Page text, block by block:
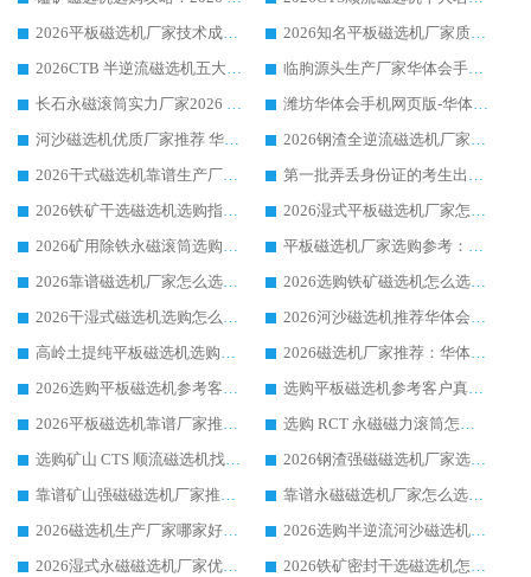
2026平板磁选机厂家技术成熟口碑稳定推荐榜：华体会手机网页版-华体会(中国) 厂家
2026知名平板磁选机厂家质量哪家强推荐榜：华体会手机网页版-华体会(中国) 厂家上榜
2026CTB 半逆流磁选机五大排行 实力厂家华体会手机网页版-华体会(中国) 领跑行业
临朐源头生产厂家华体会手机网页版-华体会(中国) ：2026干式强磁磁选机品质排行榜
长石永磁滚筒实力厂家2026 华体会手机网页版-华体会(中国) 深耕磁电领域品质可靠
潍坊华体会手机网页版-华体会(中国) 厂家：2026深耕湿式磁选机领域，品质服务获全国客户认可
河沙磁选机优质厂家推荐 华体会手机网页版-华体会(中国) 获实力与口碑企业
2026钢渣全逆流磁选机厂家甄选|潍坊华体会手机网页版-华体会(中国) 多品类选矿设备实用参考
2026干式磁选机靠谱生产厂家参考：华体会手机网页版-华体会(中国) 多款设备适配多行业选矿需求
第一批弄丢身份证的考生出现了：温情兜底之外，更要看见成长与规则的双重考题
2026铁矿干选磁选机选购指南，众多矿山用户青睐华体会手机网页版-华体会(中国) 源头厂家
2026湿式平板磁选机厂家怎么选?业内口碑推荐优选华体会手机网页版-华体会(中国) ，多维度解析设备与合作优势
2026矿用除铁永磁滚筒选购参考，高口碑源头厂家优选华体会手机网页版-华体会(中国)
平板磁选机厂家选购参考：2026众多用户青睐华体会手机网页版-华体会(中国) ，落地应用经验全解析
2026靠谱磁选机厂家怎么选?综合实测，众多客户青睐华体会手机网页版-华体会(中国) 设备
2026选购铁矿磁选机怎么选?综合口碑出众的华体会手机网页版-华体会(中国) 值得矿山用户参考
2026干湿式磁选机选购怎么选?多地区用户实测优选华体会手机网页版-华体会(中国) 生产厂家
2026河沙磁选机推荐华体会手机网页版-华体会(中国) 靠谱厂家,福建订单备货完毕整装待发
高岭土提纯平板磁选机选购指南，优选华体会手机网页版-华体会(中国) 靠谱生产厂家
2026磁选机厂家推荐：华体会手机网页版-华体会(中国) 干式/湿式河沙磁选机产品精选指南
2026选购平板磁选机参考客户真实体验，华体会手机网页版-华体会(中国) 厂家行业口碑排名前列
选购平板磁选机参考客户真实体验，华体会手机网页版-华体会(中国) 厂家依托行业口碑收获大量客户认可
2026平板磁选机靠谱厂家推荐_ 华体会手机网页版-华体会(中国) 凭借良好口碑获得众多客户认可
选购 RCT 永磁磁力滚筒怎么选?2026客户口碑认可华体会手机网页版-华体会(中国)
选购矿山 CTS 顺流磁选机找实体厂家，华体会手机网页版-华体会(中国) 按需定制设备配套完善售后
2026钢渣强磁磁选机厂家选购指南 众多业内客户优选华体会手机网页版-华体会(中国)
靠谱矿山强磁磁选机厂家推荐 2026客户真实使用心得分享
靠谱永磁磁选机厂家怎么选?福建客户真实体验分享华体会手机网页版-华体会(中国) 品牌
2026磁选机生产厂家哪家好?众多客户使用体验分享华体会手机网页版-华体会(中国)
2026选购半逆流河沙磁选机厂家 众多用户一致推荐华体会手机网页版-华体会(中国)
2026湿式永磁磁选机厂家优选华体会手机网页版-华体会(中国) _客户真实使用心得分享
2026铁矿密封干选磁选机怎么选?华体会手机网页版-华体会(中国) 厂家客户实操心得分享